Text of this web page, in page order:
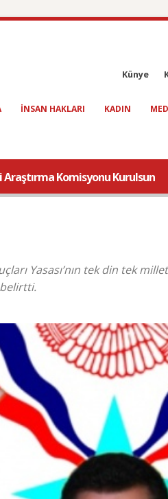
Künye
INSAN HAKLARI KADIN
Komisyonu Kurulsun
Yasası’nın tek din tek
belirtti.